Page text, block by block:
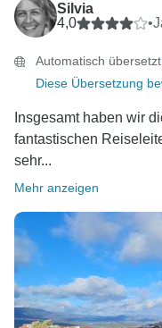
Silvia
4,0
•
Automatisch übersetzt.
Diese Übersetzung
Insgesamt haben wir
fantastischen
sehr...
Mehr anzeigen